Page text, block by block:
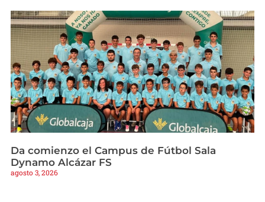
Da comienzo el Campus de Fútbol Sala
Dynamo Alcázar FS
agosto 3, 2026